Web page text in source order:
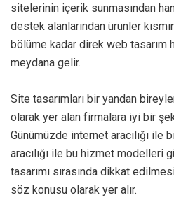
sitelerinin içerik sunmasından
destek alanlarından ürünler
bölüme kadar direk web
meydana gelir.
Site tasarımları bir yandan
olarak yer alan firmalara iyi bir
Günümüzde internet aracılığı
aracılığı ile bu hizmet modelleri
tasarımı sırasında dikkat
söz konusu olarak yer alır.